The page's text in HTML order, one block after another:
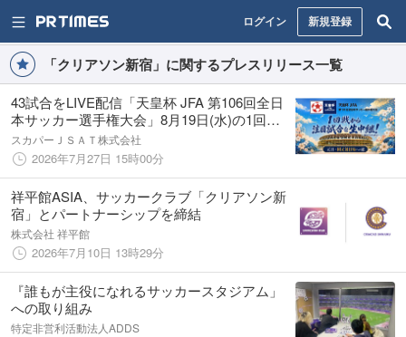
ログイン 新規登録
「クリアソン新宿」に関するプレスリリース一覧
43試合をLIVE配信「天皇杯 JFA 第106回全日
本サッカー選手権大会」8月19日(水)の1回戦
より放送・配信決定！
スカパーＪＳＡＴ株式会社
2026年7月27日 15時00分
祥平館ASIA、サッカークラブ「クリアソン新
宿」とパートナーシップを締結
株式会社 祥平館
2026年7月10日 13時29分
『誰もが主役になれるサッカースタジアム」
への取り組み
特定非営利活動法人ADDS